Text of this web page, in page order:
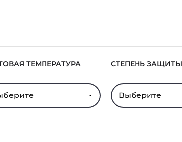
ТЕМПЕРАТУРА СТЕПЕНЬ ЗАЩИТЫ
Выберите